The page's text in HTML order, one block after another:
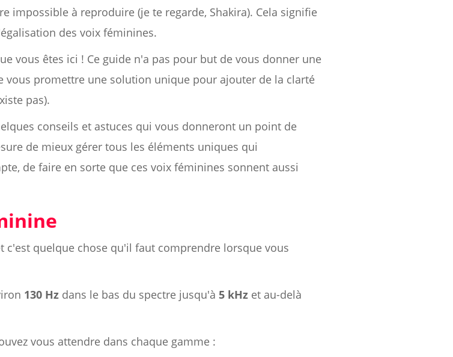
impossible à reproduire (je te regarde, Shakira). Cela signifie
des voix féminines.
vous êtes ici ! Ce guide n'a pas pour but de vous donner une
promettre une solution unique pour ajouter de la clarté
pas).
conseils et astuces qui vous donneront un point de
de mieux gérer tous les éléments uniques qui
de faire en sorte que ces voix féminines sonnent aussi
c'est quelque chose qu'il faut comprendre lorsque vous
130 Hz dans le bas du spectre jusqu'à 5 kHz et au-delà
vous attendre dans chaque gamme :